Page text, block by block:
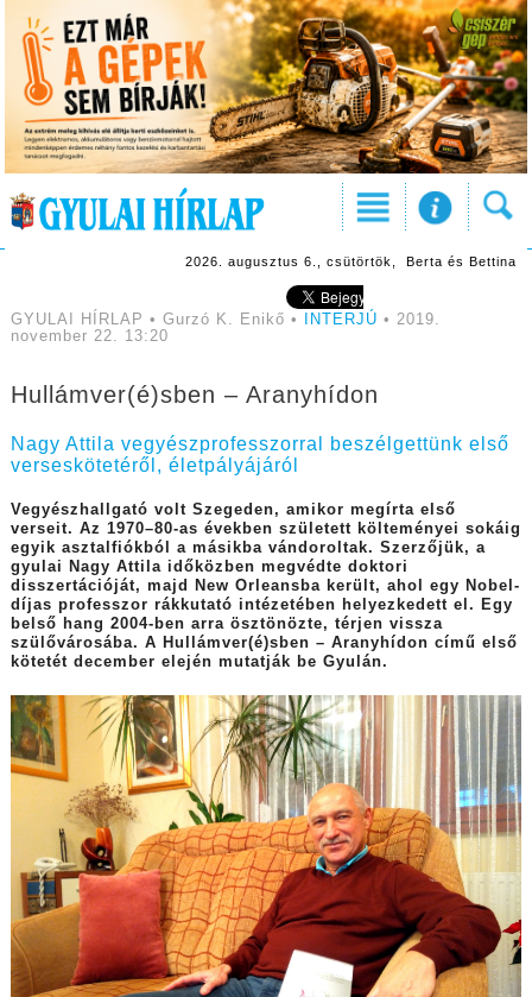
2026. augusztus 6., csütörtök, Berta és Bettina
GYULAI HÍRLAP • Gurzó K. Enikő • INTERJÚ • 2019.
november 22. 13:20
Hullámver(é)sben – Aranyhídon
Nagy Attila vegyészprofesszorral beszélgettünk első
verseskötetéről, életpályájáról
Vegyészhallgató volt Szegeden, amikor megírta első
verseit. Az 1970–80-as években született költeményei sokáig
egyik asztalfiókból a másikba vándoroltak. Szerzőjük, a
gyulai Nagy Attila időközben megvédte doktori
disszertációját, majd New Orleansba került, ahol egy Nobel-
díjas professzor rákkutató intézetében helyezkedett el. Egy
belső hang 2004-ben arra ösztönözte, térjen vissza
szülővárosába. A Hullámver(é)sben – Aranyhídon című első
kötetét december elején mutatják be Gyulán.